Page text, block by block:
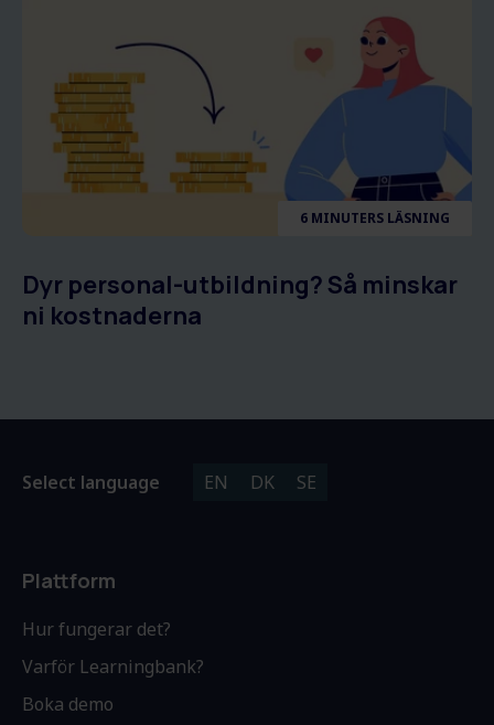
6 MINUTERS LÄSNING
Dyr personal-utbildning? Så minskar
ni kostnaderna
Select language EN DK SE
Plattform
Hur fungerar det?
Varför Learningbank?
Boka demo